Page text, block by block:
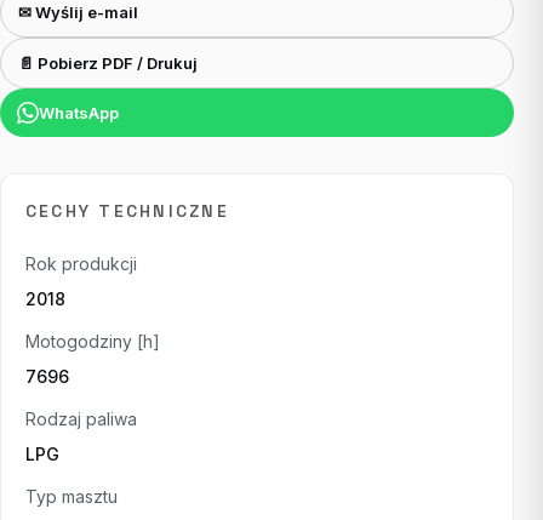
✉ Wyślij e-mail
📄 Pobierz PDF / Drukuj
WhatsApp
CECHY TECHNICZNE
Rok produkcji
2018
Motogodziny [h]
7696
Rodzaj paliwa
LPG
Typ masztu